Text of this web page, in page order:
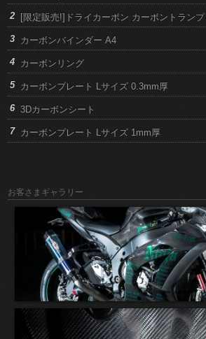
[限定販売!]ドライカーボン カーボントランプ
カーボンバインダー A4
カーボンリング
カーボンプレート Lサイズ 0.3mm厚
3Dカーボンシート
カーボンプレート Lサイズ 1mm厚
お客さまギャラリー